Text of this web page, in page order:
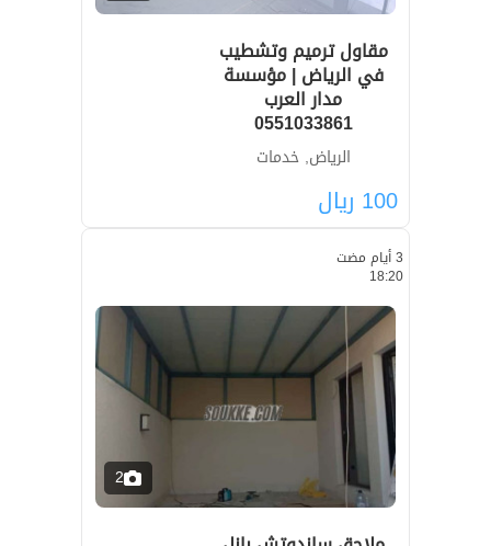
مقاول ترميم وتشطيب
في الرياض | مؤسسة
مدار العرب
0551033861
الرياض, خدمات
100 ريال
3 أيام مضت
18:20
2